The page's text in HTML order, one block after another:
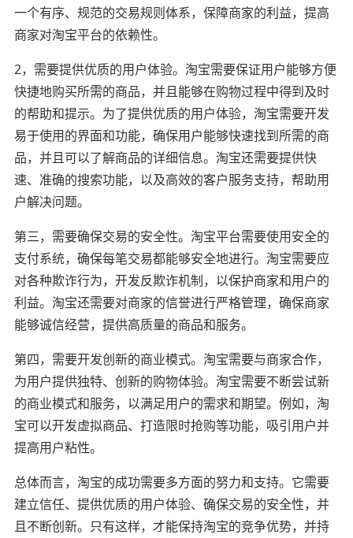
一个有序、规范的交易规则体系，保障商家的利益，提高
商家对淘宝平台的依赖性。
2，需要提供优质的用户体验。淘宝需要保证用户能够方便
快捷地购买所需的商品，并且能够在购物过程中得到及时
的帮助和提示。为了提供优质的用户体验，淘宝需要开发
易于使用的界面和功能，确保用户能够快速找到所需的商
品，并且可以了解商品的详细信息。淘宝还需要提供快
速、准确的搜索功能，以及高效的客户服务支持，帮助用
户解决问题。
第三，需要确保交易的安全性。淘宝平台需要使用安全的
支付系统，确保每笔交易都能够安全地进行。淘宝需要应
对各种欺诈行为，开发反欺诈机制，以保护商家和用户的
利益。淘宝还需要对商家的信誉进行严格管理，确保商家
能够诚信经营，提供高质量的商品和服务。
第四，需要开发创新的商业模式。淘宝需要与商家合作，
为用户提供独特、创新的购物体验。淘宝需要不断尝试新
的商业模式和服务，以满足用户的需求和期望。例如，淘
宝可以开发虚拟商品、打造限时抢购等功能，吸引用户并
提高用户粘性。
总体而言，淘宝的成功需要多方面的努力和支持。它需要
建立信任、提供优质的用户体验、确保交易的安全性，并
且不断创新。只有这样，才能保持淘宝的竞争优势，并持